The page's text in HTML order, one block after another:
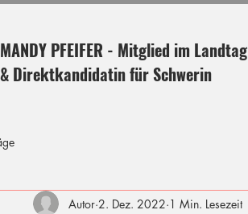
MANDY PFEIFER - Mitglied im Landtag
& Direktkandidatin für Schwerin
Autor 2. Dez. 2022 1 Min. Lesezeit